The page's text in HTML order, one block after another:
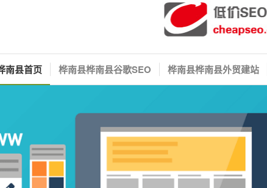
南县首页 桦南县桦南县谷歌SEO 桦南县桦南县外贸建站